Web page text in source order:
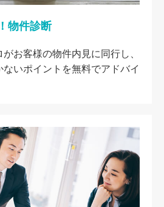
物件診断
お客様の物件内見に同行し、
いポイントを無料でアドバイ